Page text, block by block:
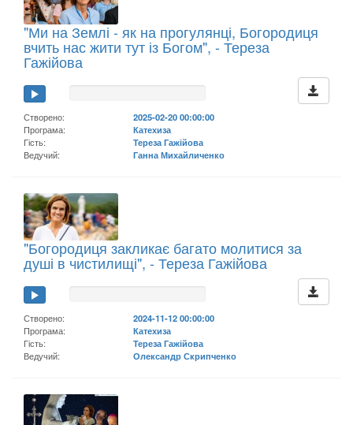
"Ми на Землі - як на прогулянці, Богородиця
вчить нас жити тут із Богом", - Тереза
Гажійова
Створено:
2025-02-20 00:00:00
Програма:
Катехиза
Гість:
Тереза Гажійова
Ведучий:
Ганна Михайличенко
"Богородиця закликає багато молитися за
душі в чистилищі", - Тереза Гажійова
Створено:
2024-11-12 00:00:00
Програма:
Катехиза
Гість:
Тереза Гажійова
Ведучий:
Олександр Скрипченко